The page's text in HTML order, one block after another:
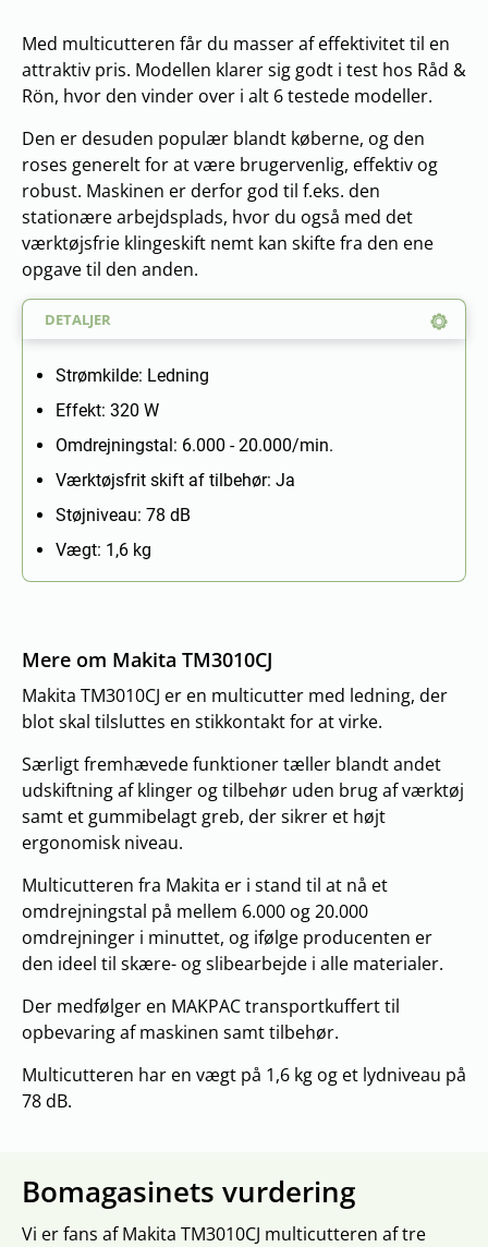
DETALJER
Strømkilde: Ledning
Effekt: 320 W
Omdrejningstal: 6.000 - 20.000/min.
Værktøjsfrit skift af tilbehør: Ja
Støjniveau: 78 dB
Vægt: 1,6 kg
Med multicutteren får du masser af effektivitet til en
attraktiv pris. Modellen klarer sig godt i test hos Råd &
Rön, hvor den vinder over i alt 6 testede modeller.
Den er desuden populær blandt køberne, og den
roses generelt for at være brugervenlig, effektiv og
robust. Maskinen er derfor god til f.eks. den
stationære arbejdsplads, hvor du også med det
værktøjsfrie klingeskift nemt kan skifte fra den ene
opgave til den anden.
Mere om Makita TM3010CJ
Makita TM3010CJ er en multicutter med ledning, der
blot skal tilsluttes en stikkontakt for at virke.
Særligt fremhævede funktioner tæller blandt andet
udskiftning af klinger og tilbehør uden brug af værktøj
samt et gummibelagt greb, der sikrer et højt
ergonomisk niveau.
Multicutteren fra Makita er i stand til at nå et
omdrejningstal på mellem 6.000 og 20.000
omdrejninger i minuttet, og ifølge producenten er
den ideel til skære- og slibearbejde i alle materialer.
Der medfølger en MAKPAC transportkuffert til
opbevaring af maskinen samt tilbehør.
Multicutteren har en vægt på 1,6 kg og et lydniveau på
78 dB.
Bomagasinets vurdering
Vi er fans af Makita TM3010CJ multicutteren af tre